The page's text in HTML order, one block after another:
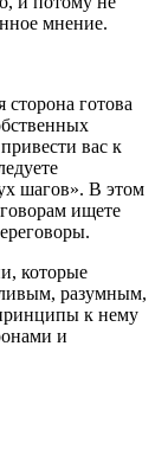
мнение.
готова
вас к
шагов». В этом
ищете
которые
разумным,
к нему
и